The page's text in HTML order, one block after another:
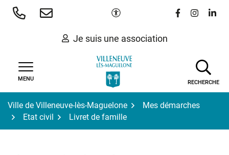
Aller
Paramètres d'accessibilité
Lien vers le
Lien vers
Lien
Je suis une association
MENU
RECHERCHE
Ville de Villeneuve-lès-Maguelone
Mes démarches
Etat civil
Livret de famille